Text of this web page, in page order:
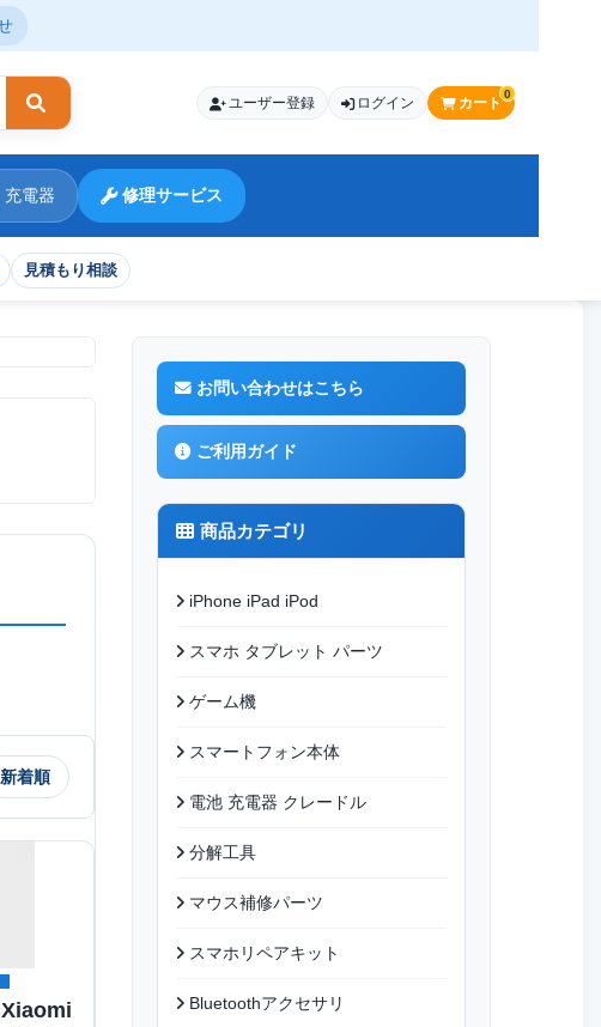
検索
見積もり相談
ユーザー登録 ログイン カート
0
充電器 修理サービス
新着順
Xiaomi
お問い合わせはこちら
ご利用ガイド
商品カテゴリ
iPhone iPad iPod
スマホ タブレット パーツ
ゲーム機
スマートフォン本体
電池 充電器 クレードル
分解工具
マウス補修パーツ
スマホリペアキット
Bluetoothアクセサリ